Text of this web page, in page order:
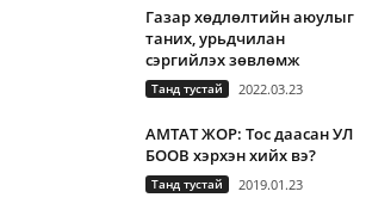
Газар хөдлөлтийн аюулыг
таних, урьдчилан
сэргийлэх зөвлөмж
Танд тустай 2022.03.23
АМТАТ ЖОР: Тос даасан УЛ
БООВ хэрхэн хийх вэ?
Танд тустай 2019.01.23